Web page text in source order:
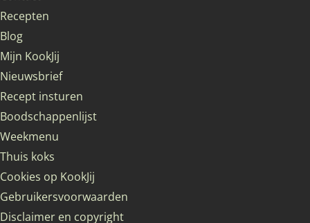
Recepten
Blog
Mijn KookJij
Nieuwsbrief
Recept insturen
Boodschappenlijst
Weekmenu
Thuis koks
Cookies op KookJij
Gebruikersvoorwaarden
Disclaimer en copyright